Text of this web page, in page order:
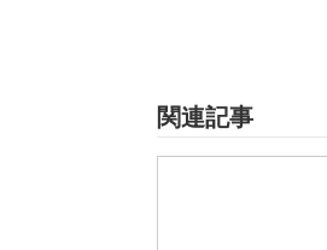
関連記事